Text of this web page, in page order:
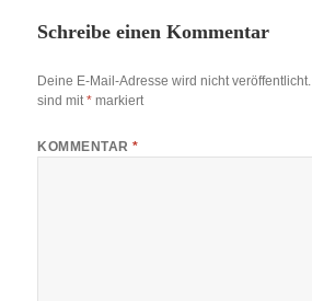
Schreibe einen Kommentar
Deine E-Mail-Adresse wird nicht veröffentlicht.
sind mit* markiert
KOMMENTAR*